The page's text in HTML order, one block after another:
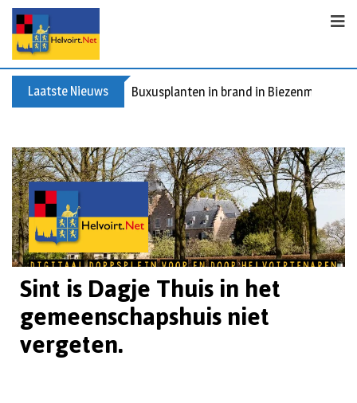
Laatste Nieuws Buxusplanten in brand in Biezenmortel,
Sint is Dagje Thuis in het
gemeenschapshuis niet
vergeten.